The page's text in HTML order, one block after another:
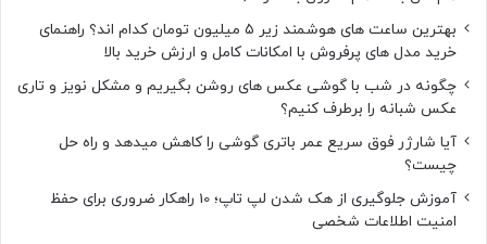
بهترین ساعت های هوشمند زیر ۵ میلیون تومان کدام اند؟ راهنمای
خرید مدل های پرفروش با امکانات کامل و ارزش خرید بالا
چگونه در شب با گوشی عکس های روشن بگیریم و مشکل نویز و تاری
عکس شبانه را برطرف کنیم؟
آیا شارژر فوق سریع عمر باتری گوشی را کاهش میدهد و راه حل
چیست؟
آموزش جلوگیری از هک شدن لپ تاپ؛ 10 راهکار ضروری برای حفظ
امنیت اطلاعات شخصی